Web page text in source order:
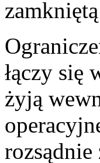
łączy się
żyją